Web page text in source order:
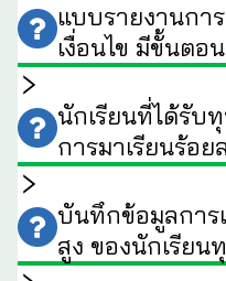
แบบรายงานกา
เงื่อนไข มีขั้นตอ
นักเรียนที่ได้รับ
การมาเรียนร้อย
บันทึกข้อมูลการ
สูง ของนักเรียน